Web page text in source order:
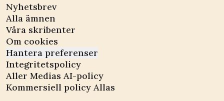
Nyhetsbrev
Alla ämnen
Våra skribenter
Om cookies
Hantera preferenser
Integritetspolicy
Aller Medias AI-policy
Kommersiell policy Allas